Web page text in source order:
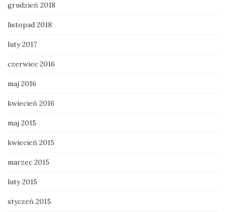
grudzień 2018
listopad 2018
luty 2017
czerwiec 2016
maj 2016
kwiecień 2016
maj 2015
kwiecień 2015
marzec 2015
luty 2015
styczeń 2015